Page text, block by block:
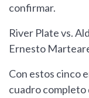
confirmar.
River Plate vs.
Ernesto
Con estos cinco
cuadro completo